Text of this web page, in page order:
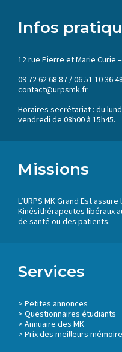
Infos
12 rue Pierre et Marie Curie
09 72 62 68 87 / 06 51 10
contact@urpsmk.fr
Horaires secrétariat : du
vendredi de 08h00 à 15h45.
Missions
L’URPS MK Grand Est
Kinésithérapeutes libéraux
de santé ou des patients.
Services
> Petites annonces
> Questionnaires étudiants
> Annuaire des MK
> Prix des meilleurs